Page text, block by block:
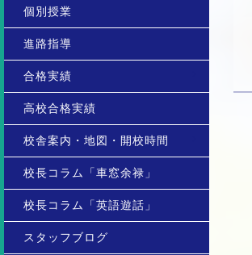
個別授業
進路指導
合格実績
高校合格実績
校舎案内・地図・開校時間
校長コラム「車窓余禄」
校長コラム「英語遊話」
スタッフブログ